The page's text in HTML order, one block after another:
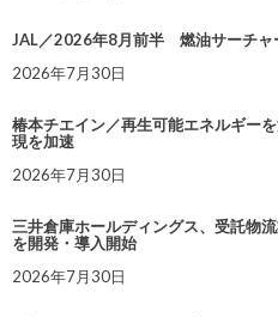
JAL／2026年8月前半 燃油サーチャ
2026年7月30日
椿本チエイン／再生可能エネルギー
現を加速
2026年7月30日
三井倉庫ホールディングス、受託物
を開発・導入開始
2026年7月30日